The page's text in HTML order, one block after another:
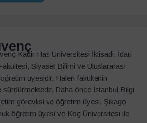
Kadir Has Üniversitesi İktisadi, İdari
Siyaset Bilimi ve Uluslararası
üyesidir. Halen fakültenin
sürdürmektedir. Daha önce İstanbul Bilgi
görevlisi ve öğretim üyesi, Şikago
öğretim üyesi ve Koç Üniversitesi ile